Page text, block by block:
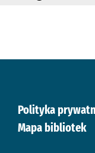
Polityka
Mapa bibliotek